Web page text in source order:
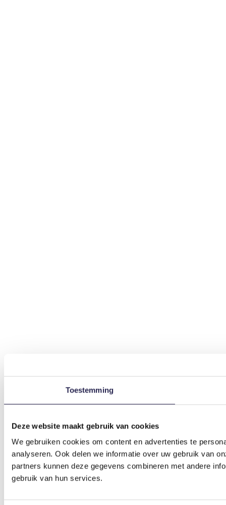
Toestemming
Deze website maakt gebruik van cookies
We gebruiken cookies om content en advertenties te
analyseren. Ook delen we informatie over uw gebruik van
partners kunnen deze gegevens combineren met andere
gebruik van hun services.